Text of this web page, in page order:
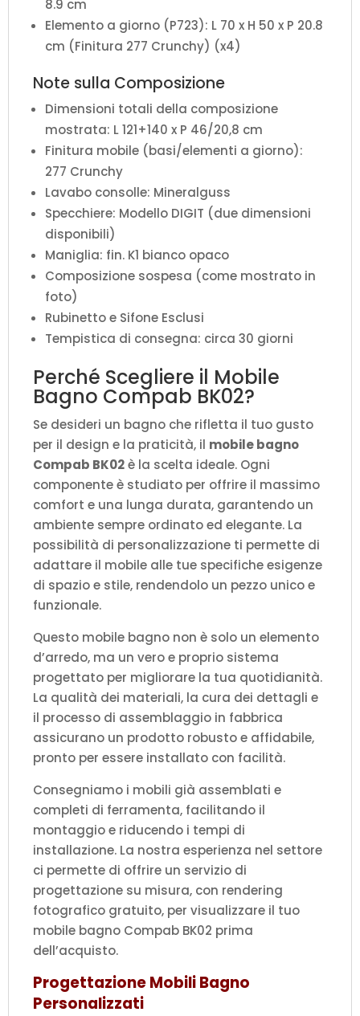
8.9 cm
Elemento a giorno (P723): L 70 x H 50 x P 20.8
cm (Finitura 277 Crunchy) (x4)
Note sulla Composizione
Dimensioni totali della composizione
mostrata: L 121+140 x P 46/20,8 cm
Finitura mobile (basi/elementi a giorno):
277 Crunchy
Lavabo consolle: Mineralguss
Specchiere: Modello DIGIT (due dimensioni
disponibili)
Maniglia: fin. K1 bianco opaco
Composizione sospesa (come mostrato in
foto)
Rubinetto e Sifone Esclusi
Tempistica di consegna: circa 30 giorni
Perché Scegliere il Mobile
Bagno Compab BK02?
Se desideri un bagno che rifletta il tuo gusto
per il design e la praticità, il mobile bagno
Compab BK02è la scelta ideale. Ogni
componente è studiato per offrire il massimo
comfort e una lunga durata, garantendo un
ambiente sempre ordinato ed elegante. La
possibilità di personalizzazione ti permette di
adattare il mobile alle tue specifiche esigenze
di spazio e stile, rendendolo un pezzo unico e
funzionale.
Questo mobile bagno non è solo un elemento
d’arredo, ma un vero e proprio sistema
progettato per migliorare la tua quotidianità.
La qualità dei materiali, la cura dei dettagli e
il processo di assemblaggio in fabbrica
assicurano un prodotto robusto e affidabile,
pronto per essere installato con facilità.
Consegniamo i mobili già assemblati e
completi di ferramenta, facilitando il
montaggio e riducendo i tempi di
installazione. La nostra esperienza nel settore
ci permette di offrire un servizio di
progettazione su misura, con rendering
fotografico gratuito, per visualizzare il tuo
mobile bagno Compab BK02 prima
dell’acquisto.
Progettazione Mobili Bagno
Personalizzati